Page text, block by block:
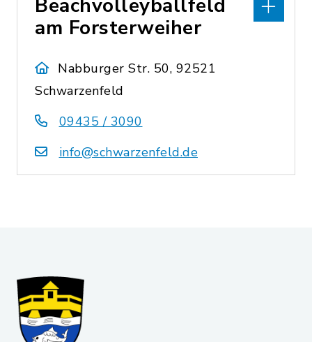
Beachvolleyballfeld
am Forsterweiher
Nabburger Str. 50, 92521
Schwarzenfeld
09435 / 3090
info@schwarzenfeld.de